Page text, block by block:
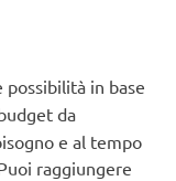
in base
da
e al tempo
raggiungere